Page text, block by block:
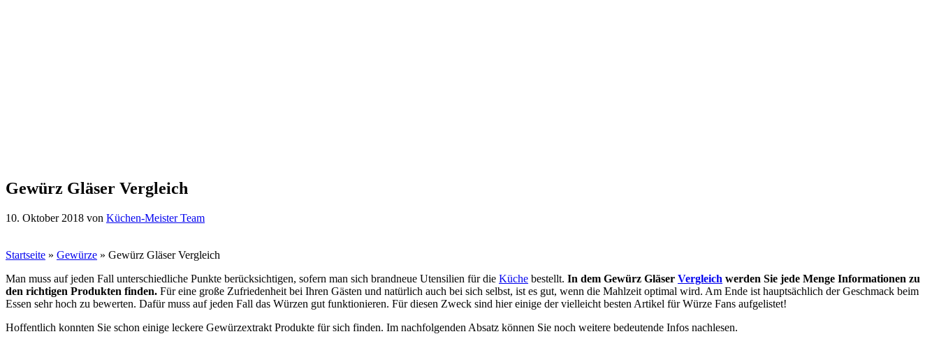
Gewürz Gläser Vergleich
10. Oktober 2018 von Küchen-Meister Team
Startseite » Gewürze » Gewürz Gläser Vergleich
Man muss auf jeden Fall unterschiedliche Punkte berücksichtigen, sofern man sich brandneue Utensilien für die Küche bestellt. In dem Gewürz Gläser Vergleich werden Sie jede Menge Informationen zu
den richtigen Produkten finden. Für eine große Zufriedenheit bei Ihren Gästen und natürlich auch bei sich selbst, ist es gut, wenn die Mahlzeit optimal wird. Am Ende ist hauptsächlich der Geschmack beim
Essen sehr hoch zu bewerten. Dafür muss auf jeden Fall das Würzen gut funktionieren. Für diesen Zweck sind hier einige der vielleicht besten Artikel für Würze Fans aufgelistet!
Hoffentlich konnten Sie schon einige leckere Gewürzextrakt Produkte für sich finden. Im nachfolgenden Absatz können Sie noch weitere bedeutende Infos nachlesen.